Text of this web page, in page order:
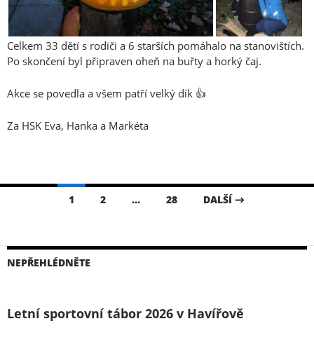
Celkem 33 dětí s rodiči a 6 starších pomáhalo na stanovištích.
Po skončení byl připraven oheň na buřty a horký čaj.
Akce se povedla a všem patří velký dík 👍
Za HSK Eva, Hanka a Markéta
1 2 … 28 DALŠÍ →
NEPŘEHLÉDNĚTE
Letní sportovní tábor 2026 v Havířově